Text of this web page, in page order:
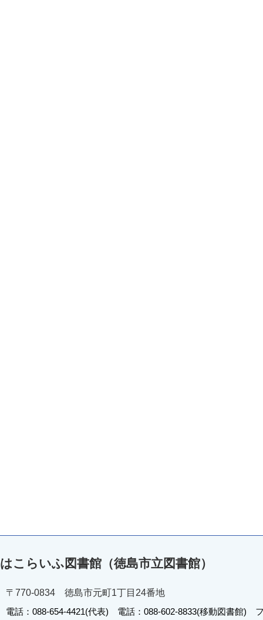
はこらいふ図書館（徳島市立図書館）
〒770-0834 徳島市元町1丁目24番地
電話：088-654-4421(代表) 電話：088-602-8833(移動図書館)